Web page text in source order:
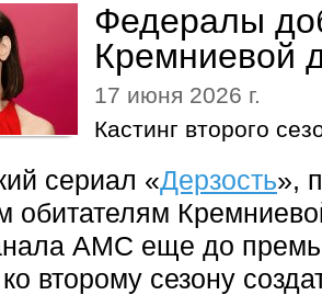
Федералы
Кремниевой
17 июня 2026 г.
Кастинг второго
сериал «Дерзость»,
обитателям
AMC еще до
ко второму сезону